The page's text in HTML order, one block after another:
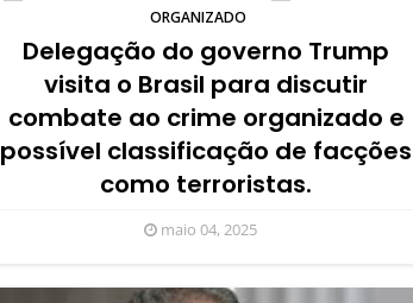
ORGANIZADO
Delegação do governo Trump
visita o Brasil para discutir
combate ao crime organizado e
possível classificação de facções
como terroristas.
maio 04, 2025